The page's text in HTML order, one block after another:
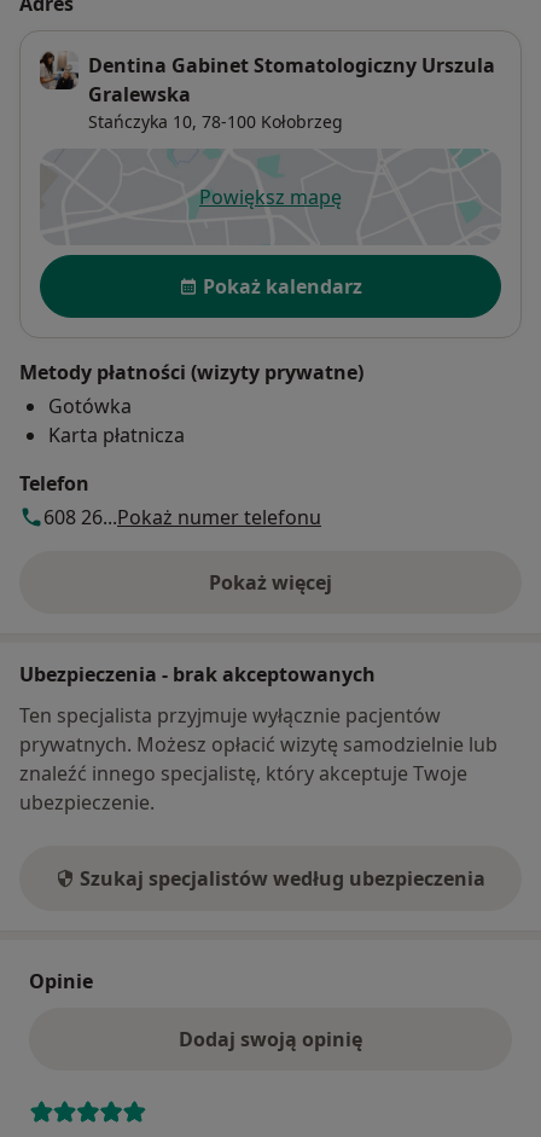
Dentina Gabinet Stomatologiczny Urszula
Gralewska
Stańczyka 10, 78-100 Kołobrzeg
Powiększ mapęotwiera się w nowej karcie
Dostępność
Pokaż kalendarz
Metody płatności (wizyty prywatne)
Gotówka
Karta płatnicza
Telefon
608 26...Pokaż numer telefonu
Pokaż więcej
o adresie
Ubezpieczenia - brak akceptowanych
Ten specjalista przyjmuje wyłącznie pacjentów
prywatnych. Możesz opłacić wizytę samodzielnie lub
znaleźć innego specjalistę, który akceptuje Twoje
ubezpieczenie.
Szukaj specjalistów według ubezpieczenia
Opinie
Dodaj swoją opinię